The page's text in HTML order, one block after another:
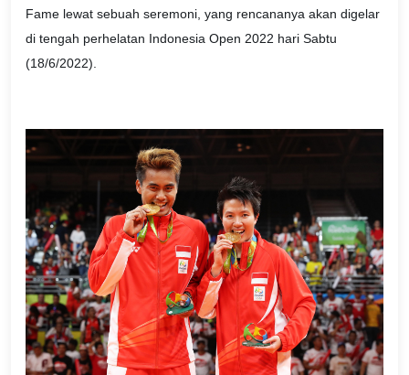
Fame lewat sebuah seremoni, yang rencananya akan digelar
di tengah perhelatan Indonesia Open 2022 hari Sabtu
(18/6/2022).